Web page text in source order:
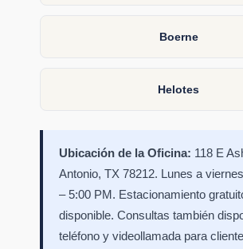
Boerne
Helotes
Ubicación de la Oficina: 118 E
Antonio, TX 78212. Lunes a
– 5:00 PM. Estacionamiento
disponible. Consultas también
teléfono y videollamada para